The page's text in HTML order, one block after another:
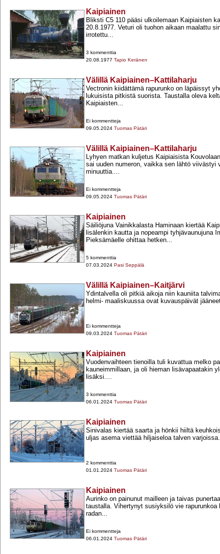
Kaipiainen
Bliksti C5 110 pääsi ulkoilemaan Kaipiaisten
20.8.1977. Veturi oli tuohon aikaan maalattu
irrotettu...
3 kommenttia
20.08.1977 Tapio Keränen
Välillä Kaipiainen–Kattilaharju
Vectronin kiidättämä rapurunko on läpäissyt
lukuisista pitkistä suorista. Taustalla oleva
Kaipiaisten...
Ei kommentteja
09.05.2024 Tuomas Pätäri
Välillä Kaipiainen–Kattilaharju
Lyhyen matkan kuljetus Kaipiaisista
sai uuden numeron, vaikka sen lähtö viivästyi
minuuttia....
Ei kommentteja
09.05.2024 Tuomas Pätäri
Kaipiainen
Säiliöjuna Vainikkalasta Haminaan kiertää
lisälenkin kautta ja nopeampi tyhjävaunujuna
Pieksämäelle ohittaa hetken...
5 kommenttia
07.03.2024 Pasi Seppälä
Välillä Kaipiainen–Kaitjärvi
Ydintalvella oli pitkiä aikoja niin kauniita
helmi-​ maaliskuussa ovat kuvauspäivät
Ei kommentteja
09.03.2024 Tuomas Pätäri
Kaipiainen
Vuodenvaihteen tienoilla tuli kuvattua melko
kauneimmillaan, ja oli hieman lisävapaatakin
lisäksi....
3 kommenttia
06.01.2024 Tuomas Pätäri
Kaipiainen
Sinivalas kiertää saarta ja hönkii hiiltä
uljas asema viettää hiljaiseloa talven varjoissa.
2 kommenttia
01.01.2024 Tuomas Pätäri
Kaipiainen
Aurinko on painunut mailleen ja taivas
taustalla. Vihertynyt susiyksilö vie rapurunkoa
radan...
Ei kommentteja
06.01.2024 Tuomas Pätäri